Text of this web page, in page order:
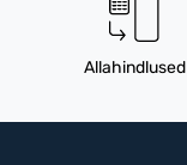
Allahindlused